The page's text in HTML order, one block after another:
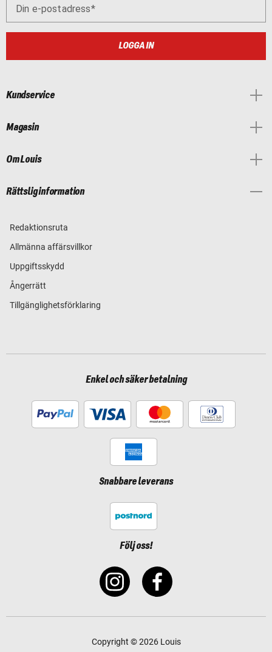
Din e-postadress
LOGGA IN
Kundservice
Magasin
Om Louis
Rättslig information
Redaktionsruta
Allmänna affärsvillkor
Uppgiftsskydd
Ångerrätt
Tillgänglighetsförklaring
Enkel och säker betalning
Snabbare leverans
Följ oss!
Copyright © 2026 Louis